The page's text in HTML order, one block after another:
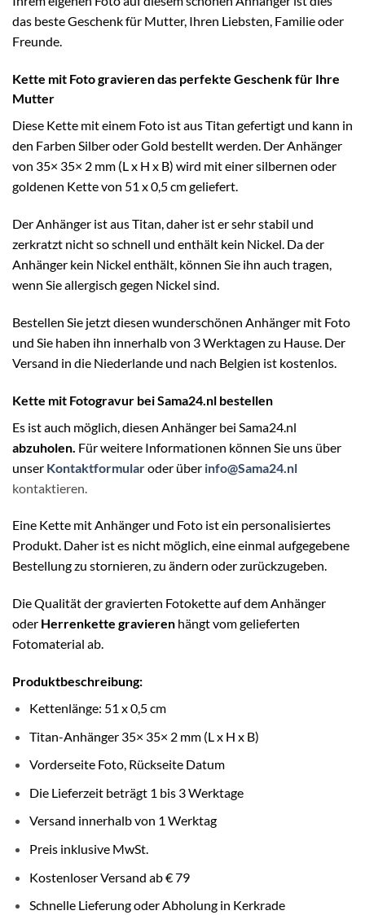
das beste Geschenk für Mutter, Ihren Liebsten, Familie oder
Freunde.
Kette mit Foto gravieren das perfekte Geschenk für Ihre
Mutter
Diese Kette mit einem Foto ist aus Titan gefertigt und kann in
den Farben Silber oder Gold bestellt werden. Der Anhänger
von 35× 35× 2 mm (L x H x B) wird mit einer silbernen oder
goldenen Kette von 51 x 0,5 cm geliefert.
Der Anhänger ist aus Titan, daher ist er sehr stabil und
zerkratzt nicht so schnell und enthält kein Nickel. Da der
Anhänger kein Nickel enthält, können Sie ihn auch tragen,
wenn Sie allergisch gegen Nickel sind.
Bestellen Sie jetzt diesen wunderschönen Anhänger mit Foto
und Sie haben ihn innerhalb von 3 Werktagen zu Hause. Der
Versand in die Niederlande und nach Belgien ist kostenlos.
Kette mit Fotogravur bei Sama24.nl bestellen
Es ist auch möglich, diesen Anhänger bei Sama24.nl
abzuholen. Für weitere Informationen können Sie uns über
unser Kontaktformularoder über info@Sama24.nl
kontaktieren.
Eine Kette mit Anhänger und Foto ist ein personalisiertes
Produkt. Daher ist es nicht möglich, eine einmal aufgegebene
Bestellung zu stornieren, zu ändern oder zurückzugeben.
Die Qualität der gravierten Fotokette auf dem Anhänger
oder Herrenkette gravieren hängt vom gelieferten
Fotomaterial ab.
Produktbeschreibung:
Kettenlänge: 51 x 0,5 cm
Titan-Anhänger 35× 35× 2 mm (L x H x B)
Vorderseite Foto, Rückseite Datum
Die Lieferzeit beträgt 1 bis 3 Werktage
Versand innerhalb von 1 Werktag
Preis inklusive MwSt.
Kostenloser Versand ab € 79
Schnelle Lieferung oder Abholung in Kerkrade